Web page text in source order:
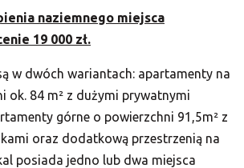
naziemnego miejsca
19 000 zł.
w dwóch wariantach: apartamenty na
ok. 84 m² z dużymi prywatnymi
górne o powierzchni 91,5m² z
oraz dodatkową przestrzenią na
posiada jedno lub dwa miejsca